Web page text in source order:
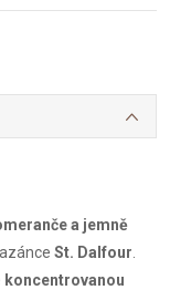
a jemně
St. Dalfour
koncentrovanou